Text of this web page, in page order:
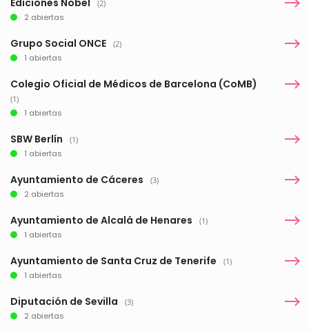
(2)
2 abiertas
Grupo Social ONCE (2)
1 abiertas
Colegio Oficial de Médicos de Barcelona (CoMB)
(1)
1 abiertas
SBW Berlín (1)
1 abiertas
Ayuntamiento de Cáceres (3)
2 abiertas
Ayuntamiento de Alcalá de Henares (1)
1 abiertas
Ayuntamiento de Santa Cruz de Tenerife (1)
1 abiertas
Diputación de Sevilla (3)
2 abiertas